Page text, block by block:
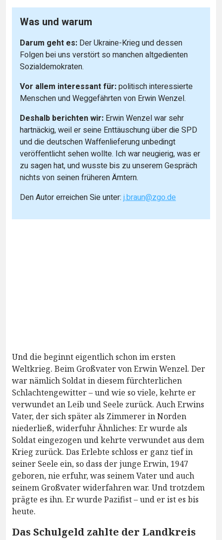
Was und warum
Darum geht es: Der Ukraine-Krieg und dessen
Folgen bei uns verstört so manchen altgedienten
Sozialdemokraten.
Vor allem interessant für:politisch interessierte
Menschen und Weggefährten von Erwin Wenzel.
Deshalb berichten wir: Erwin Wenzel war sehr
hartnäckig, weil er seine Enttäuschung über die SPD
und die deutschen Waffenlieferung unbedingt
veröffentlicht sehen wollte. Ich war neugierig, was er
zu sagen hat, und wusste bis zu unserem Gespräch
nichts von seinen früheren Ämtern.
Den Autor erreichen Sie unter:j.braun@zgo.de
Und die beginnt eigentlich schon im ersten
Weltkrieg. Beim Großvater von Erwin Wenzel. Der
war nämlich Soldat in diesem fürchterlichen
Schlachtengewitter – und wie so viele, kehrte er
verwundet an Leib und Seele zurück. Auch Erwins
Vater, der sich später als Zimmerer in Norden
niederließ, widerfuhr Ähnliches: Er wurde als
Soldat eingezogen und kehrte verwundet aus dem
Krieg zurück. Das Erlebte schloss er ganz tief in
seiner Seele ein, so dass der junge Erwin, 1947
geboren, nie erfuhr, was seinem Vater und auch
seinem Großvater widerfahren war. Und trotzdem
prägte es ihn. Er wurde Pazifist – und er ist es bis
heute.
Das Schulgeld zahlte der Landkreis